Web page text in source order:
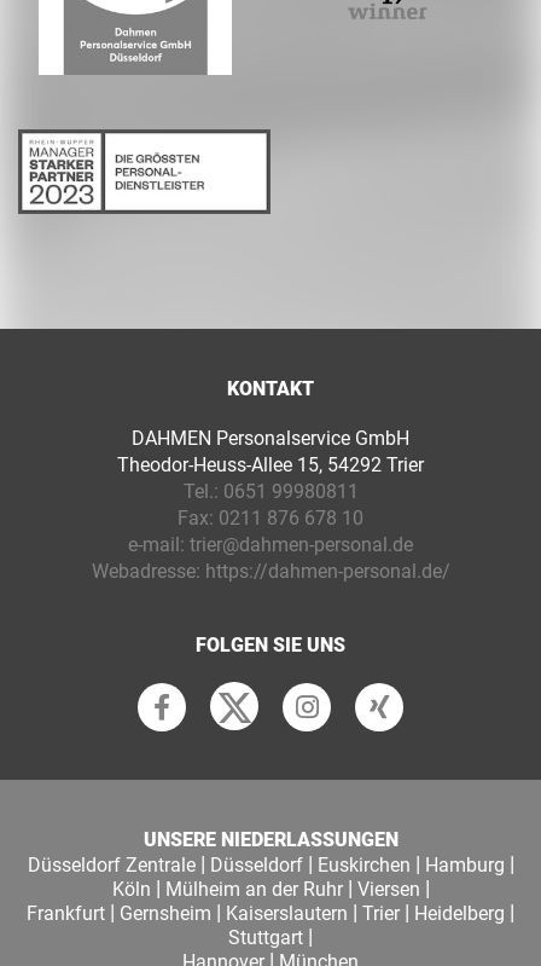
KONTAKT
DAHMEN Personalservice GmbH
Theodor-Heuss-Allee 15, 54292 Trier
Tel.: 0651 99980811
Fax: 0211 876 678 10
e-mail: trier@dahmen-personal.de
Webadresse: https://dahmen-personal.de/
FOLGEN SIE UNS
UNSERE NIEDERLASSUNGEN
Düsseldorf Zentrale| Düsseldorf| Euskirchen | Hamburg |
Köln | Mülheim an der Ruhr| Viersen |
Frankfurt | Gernsheim | Kaiserslautern | Trier | Heidelberg |
Stuttgart |